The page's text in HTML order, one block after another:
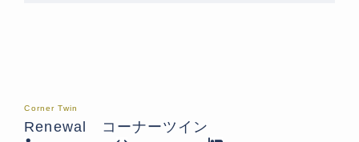
Corner Twin
Renewal コーナーツイン